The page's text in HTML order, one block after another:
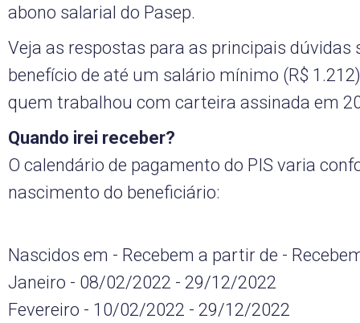
abono salarial do Pasep.
Veja as respostas para as principais dúvidas
benefício de até um salário mínimo (R$
quem trabalhou com carteira assinada em
Quando irei receber?
O calendário de pagamento do PIS varia
nascimento do beneficiário:
Nascidos em - Recebem a partir de -
Janeiro - 08/02/2022 - 29/12/2022
Fevereiro - 10/02/2022 - 29/12/2022